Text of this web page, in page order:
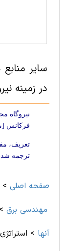
سایر
در زمینه
نیروگاه
فرکانس
تعريف،
ترجمه
صفحه اصلی >
مهندسی برق >
آنها >